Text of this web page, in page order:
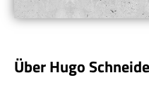
Über Hugo